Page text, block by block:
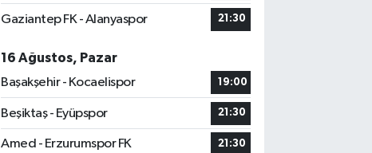
Gaziantep FK - Alanyaspor 21:30
16 Ağustos, Pazar
Başakşehir - Kocaelispor
19:00
Beşiktaş - Eyüpspor 21:30
Amed - Erzurumspor FK 21:30